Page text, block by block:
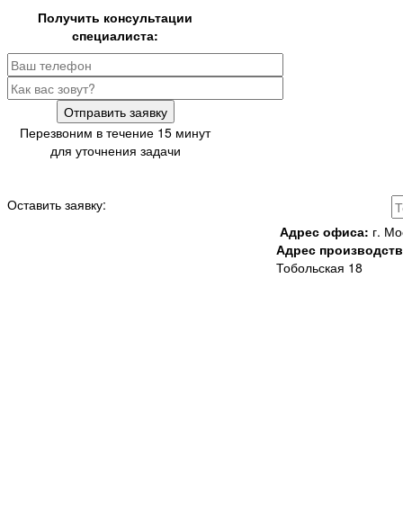
Получить консультации
специалиста:
Отправить заявку
Перезвоним в течение 15 минут
для уточнения задачи
Оставить заявку:
Адрес офиса: г.
Адрес
Тобольская 18